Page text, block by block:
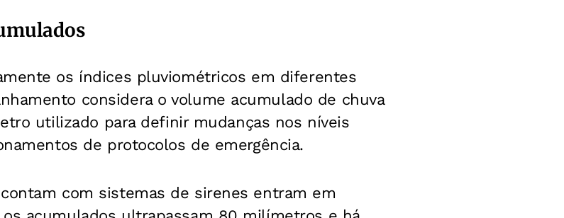
os índices pluviométricos em diferentes
considera o volume acumulado de chuva
utilizado para definir mudanças nos níveis
de protocolos de emergência.
com sistemas de sirenes entram em